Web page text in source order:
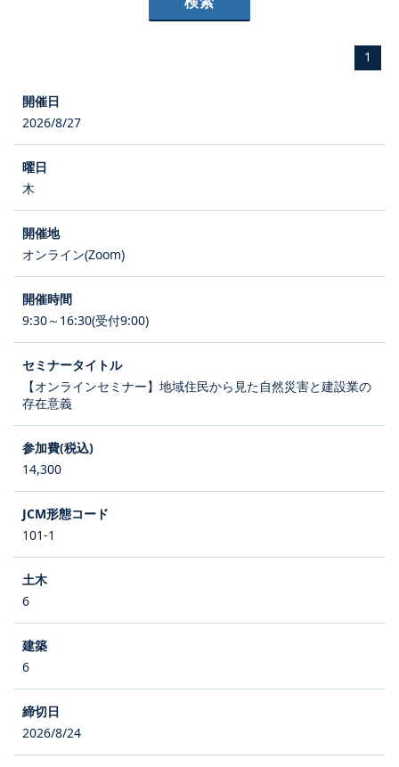
1
2026/8/27
木
オンライン(Zoom)
9:30～16:30(受付9:00)
【オンラインセミナー】地域住民から見た自然災害と建設業の
存在意義
14,300
101-1
6
6
2026/8/24